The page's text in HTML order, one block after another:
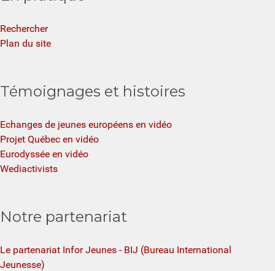
Rechercher
Plan du site
Témoignages et histoires
Echanges de jeunes européens en vidéo
Projet Québec en vidéo
Eurodyssée en vidéo
Wediactivists
Notre partenariat
Le partenariat Infor Jeunes - BIJ (Bureau International
Jeunesse)